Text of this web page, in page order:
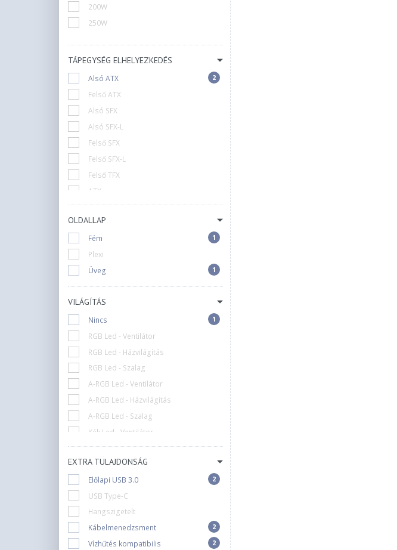
Gembird
Jonsbo
LC Power
Phanteks
Sharkoon
Spirit Of Gamer
200W
250W
TÁPEGYSÉG ELHELYEZKEDÉS
Alsó ATX 2
Felső ATX
Alsó SFX
Alsó SFX-L
Felső SFX
Felső SFX-L
Felső TFX
ATX
Külső (Adapter)
N/A
OLDALLAP
Fém 1
Plexi
Üveg
1
VILÁGÍTÁS
Nincs 1
RGB Led - Ventilátor
RGB Led - Házvilágítás
RGB Led - Szalag
A-RGB Led - Ventilátor
A-RGB Led - Házvilágítás
A-RGB Led - Szalag
Kék Led - Ventilátor
Kék Led - Házvilágítás
Zöld Led - Ventilátor
Fehér Led - Ventilátor
F-RGB Led - Ventilátor
D-RGB Led - Ventilátor
D-RGB Led - Házvilágítás
EXTRA TULAJDONSÁG
Előlapi USB 3.0 2
USB Type-C
Hangszigetelt
Kábelmenedzsment
2
Vízhűtés kompatibilis 2